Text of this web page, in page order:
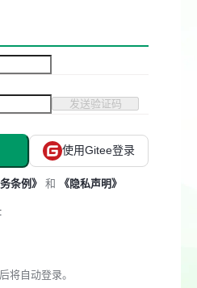
发送验证码
使用Gitee登录
务条例》 和 《隐私声明》
将自动登录。